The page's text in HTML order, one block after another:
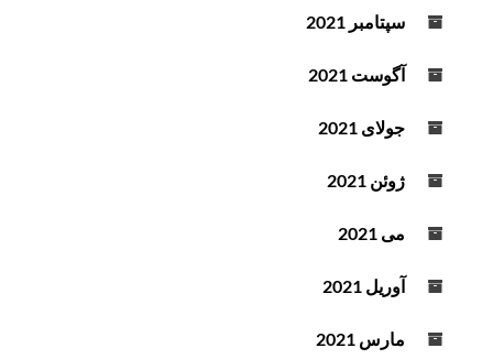
سپتامبر 2021
آگوست 2021
جولای 2021
ژوئن 2021
می 2021
آوریل 2021
مارس 2021